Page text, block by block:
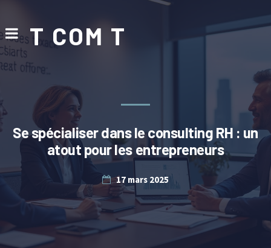
T COM T
Se spécialiser dans le consulting RH : un
atout pour les entrepreneurs
17 mars 2025